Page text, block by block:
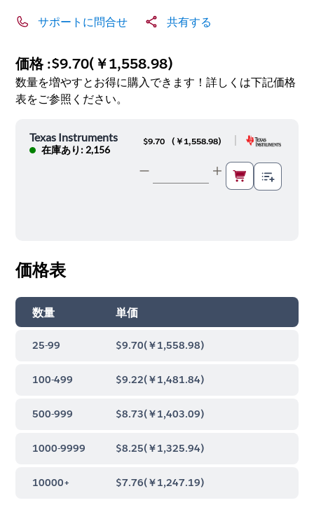
サポートに問合せ 共有する
価格 :$9.70(￥1,558.98)
数量を増やすとお得に購入できます！詳しくは下記価格
表をご参照ください。
Texas Instruments
在庫あり: 2,156
$9.70 ( ￥1,558.98)
価格表
数量 単価
25-99 $9.70(￥1,558.98)
100-499 $9.22(￥1,481.84)
500-999 $8.73(￥1,403.09)
1000-9999 $8.25(￥1,325.94)
10000+ $7.76(￥1,247.19)